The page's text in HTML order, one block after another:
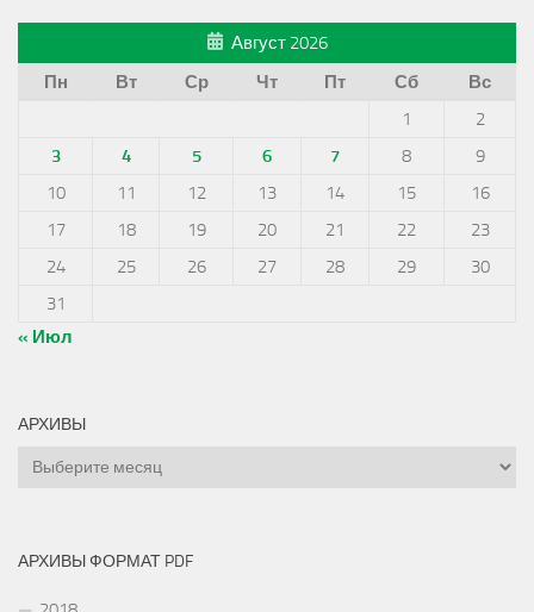
Август 2026
Пн
Вт Ср Чт Пт Сб
Вс
1
2
3
4 5 6 7 8
9
10
11 12 13 14 15
16
17
18 19 20 21 22
23
24
25 26 27 28 29
30
31
« Июл
АРХИВЫ
Архивы
АРХИВЫ ФОРМАТ PDF